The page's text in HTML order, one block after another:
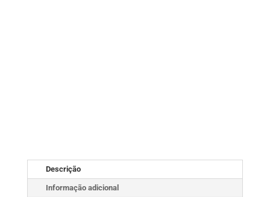
Descrição
Informação adicional